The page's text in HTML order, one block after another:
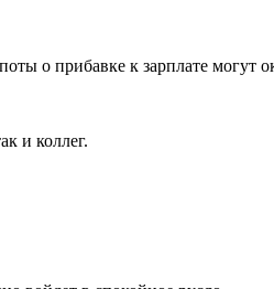
о прибавке к зарплате могут
и коллег.